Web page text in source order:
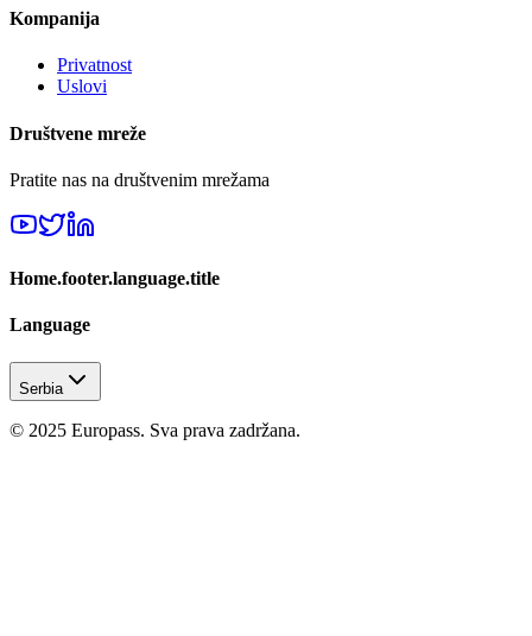
Kompanija
Privatnost
Uslovi
Društvene mreže
Pratite nas na društvenim mrežama
Home.footer.language.title
Language
Serbia
© 2025 Europass. Sva prava zadržana.